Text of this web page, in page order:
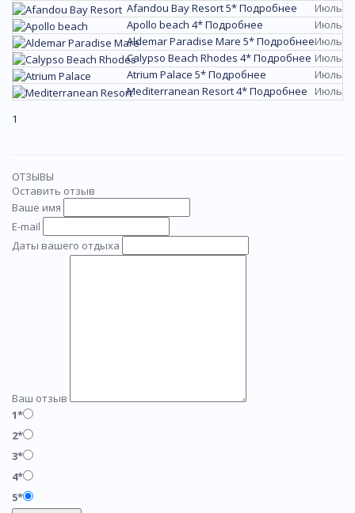
Afandou Bay Resort 5*Подробнее
Июль/
Apollo beach 4*Подробнее
Июль/
Aldemar Paradise Mare 5*ПодробнееИюль/
Calypso Beach Rhodes 4*Подробнее Июль/
Atrium Palace 5*Подробнее
Июль/
Mediterranean Resort 4*Подробнее
Июль/
1
ОТЗЫВЫ
Оставить отзыв
Ваше имя
E-mail
Даты вашего отдыха
Ваш отзыв
1*
2*
3*
4*
5*